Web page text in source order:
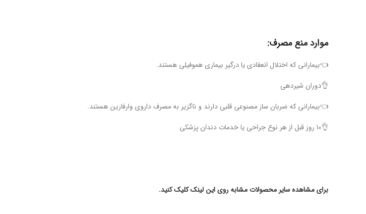
موارد منع مصرف:
👈بیمارانی که اختلال انعقادی یا درگیر بیماری هموفیلی هستند.
👌دوران شیردهی
👈بیمارانی که ضربان ساز مصنوعی قلبی دارند و ناگزیر به مصرف داروی وارفارین هستند.
👌۱۰ روز قبل از هر نوع جراحی یا خدمات دندان پزشکی
برای مشاهده سایر محصولات مشابه روی این لینک کلیک کنید.